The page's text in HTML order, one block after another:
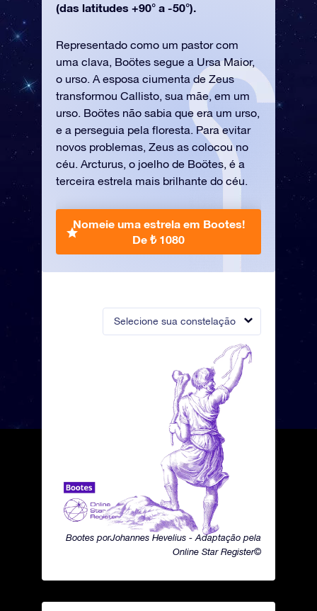
Selecione sua constelação
Bootes porJohannes Hevelius - Adaptação pela
Online Star Register©
(das latitudes +90° a -50°).
Representado como um pastor com
uma clava, Boötes segue a Ursa Maior,
o urso. A esposa ciumenta de Zeus
transformou Callisto, sua mãe, em um
urso. Boötes não sabia que era um urso,
e a perseguia pela floresta. Para evitar
novos problemas, Zeus as colocou no
céu. Arcturus, o joelho de Boötes, é a
terceira estrela mais brilhante do céu.
Nomeie uma estrela em Bootes!
De ₺ 1080